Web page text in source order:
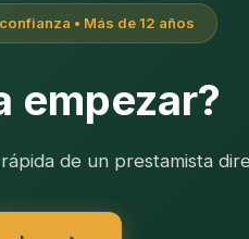
• Más de 12 años
empezar?
de un prestamista